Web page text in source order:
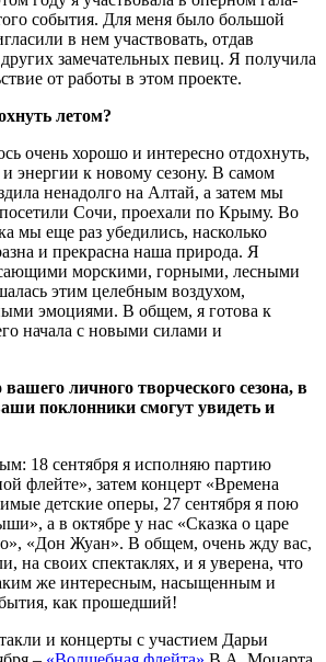
события. Для меня было большой
в нем участвовать, отдав
замечательных певиц. Я получила
от работы в этом проекте.
летом?
очень хорошо и интересно отдохнуть,
энергии к новому сезону. В самом
ненадолго на Алтай, а затем мы
Сочи, проехали по Крыму. Во
мы еще раз убедились, насколько
и прекрасна наша природа. Я
морскими, горными, лесными
этим целебным воздухом,
эмоциями. В общем, я готова к
начала с новыми силами и
личного творческого сезона, в
поклонники смогут увидеть и
18 сентября я исполняю партию
флейте», затем концерт «Времена
детские оперы, 27 сентября я пою
а в октябре у нас «Сказка о царе
«Дон Жуан». В общем, очень жду вас,
на своих спектаклях, и я уверена, что
же интересным, насыщенным и
как прошедший!
и концерты с участием Дарьи